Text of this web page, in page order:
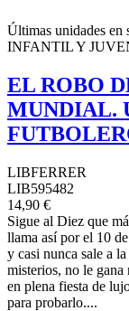
Últimas unidades en
INFANTIL Y
EL ROBO
MUNDIAL.
LIBFERRER
LIB595482
14,90 €
Sigue al Diez que
llama así por el 10
y casi nunca sale a
misterios, no le
en plena fiesta de
para probarlo....